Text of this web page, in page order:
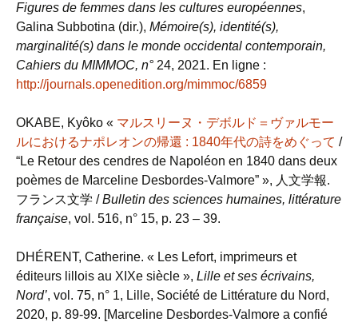
Figures de femmes dans les cultures européennes,
Galina Subbotina (dir.), Mémoire(s), identité(s),
marginalité(s) dans le monde occidental contemporain,
Cahiers du MIMMOC, n° 24, 2021. En ligne :
http://journals.openedition.org/mimmoc/6859
OKABE, Kyôko « マルスリーヌ・デボルド＝ヴァルモー
ルにおけるナポレオンの帰還 : 1840年代の詩をめぐって /
“Le Retour des cendres de Napoléon en 1840 dans deux
poèmes de Marceline Desbordes-Valmore” », 人文学報.
フランス文学 /Bulletin des sciences humaines, littérature
française, vol. 516, n° 15, p. 23 – 39.
DHÉRENT, Catherine. « Les Lefort, imprimeurs et
éditeurs lillois au XIXe siècle », Lille et ses écrivains,
Nord’, vol. 75, n° 1, Lille, Société de Littérature du Nord,
2020, p. 89-99. [Marceline Desbordes-Valmore a confié